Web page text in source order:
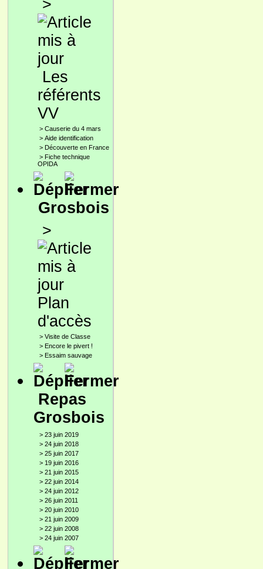
>
Les
référents
VV
> Causerie du 4 mars
> Aide identification
> Découverte en France
> Fiche technique
OPIDA
Grosbois
>
Plan
d'accès
> Visite de Classe
> Encore le pivert !
> Essaim sauvage
Repas
Grosbois
> 23 juin 2019
> 24 juin 2018
> 25 juin 2017
> 19 juin 2016
> 21 juin 2015
> 22 juin 2014
> 24 juin 2012
> 26 juin 2011
> 20 juin 2010
> 21 juin 2009
> 22 juin 2008
> 24 juin 2007